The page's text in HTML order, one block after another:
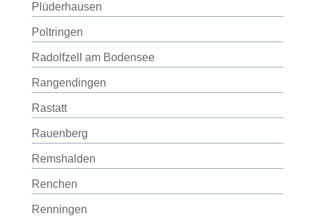
Plüderhausen
Poltringen
Radolfzell am Bodensee
Rangendingen
Rastatt
Rauenberg
Remshalden
Renchen
Renningen